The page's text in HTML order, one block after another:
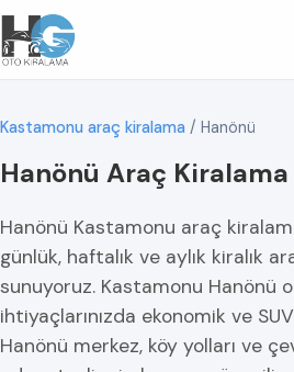
Kastamonu araç kiralama / Hanönü
Hanönü Araç Kiralama
Hanönü Kastamonu araç
günlük, haftalık ve aylık kiralık
sunuyoruz. Kastamonu Hanönü
ihtiyaçlarınızda ekonomik ve
Hanönü merkez, köy yolları ve